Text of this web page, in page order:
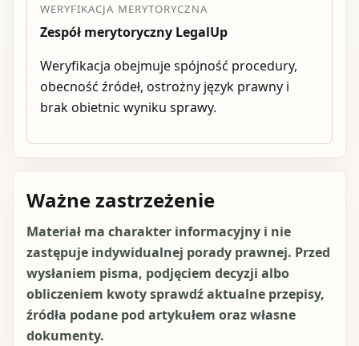
WERYFIKACJA MERYTORYCZNA
Zespół merytoryczny LegalUp
Weryfikacja obejmuje spójność procedury,
obecność źródeł, ostrożny język prawny i
brak obietnic wyniku sprawy.
Ważne zastrzeżenie
Materiał ma charakter informacyjny i nie
zastępuje indywidualnej porady prawnej. Przed
wysłaniem pisma, podjęciem decyzji albo
obliczeniem kwoty sprawdź aktualne przepisy,
źródła podane pod artykułem oraz własne
dokumenty.